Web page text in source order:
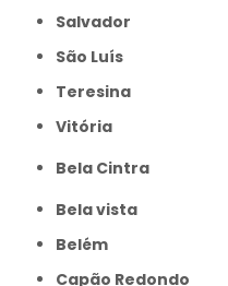
Salvador
São Luís
Teresina
Vitória
Bela Cintra
Bela vista
Belém
Capão Redondo